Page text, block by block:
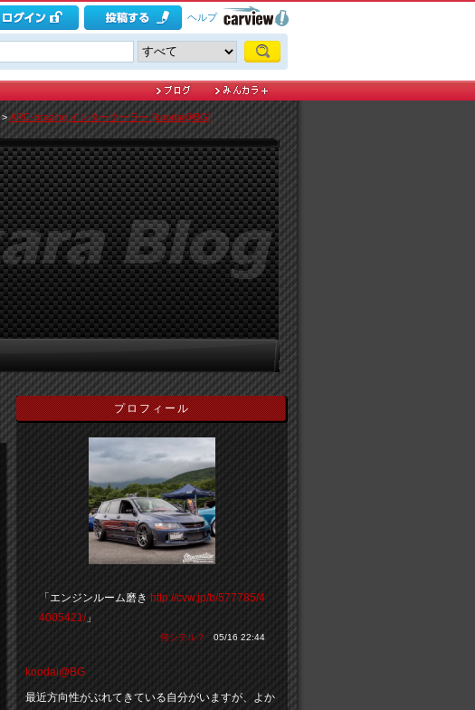
ヘルプ
>ARC-brazing インタークーラー [koodai@BG]
プロフィール
「エンジンルーム磨き http://cvw.jp/b/577785/4
4005421/」
何シテル？ 05/16 22:44
koodai@BG
最近方向性がぶれてきている自分がいますが、よか